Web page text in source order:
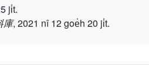
ji̍t.
庫, 2021 nî 12 goe̍h 20 ji̍t.